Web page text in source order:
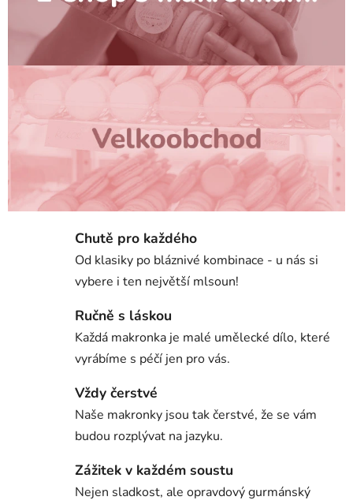
Chutě pro každého
Od klasiky po bláznivé kombinace - u nás si
vybere i ten největší mlsoun!
Ručně s láskou
Každá makronka je malé umělecké dílo, které
vyrábíme s péčí jen pro vás.
Vždy čerstvé
Naše makronky jsou tak čerstvé, že se vám
budou rozplývat na jazyku.
Zážitek v každém soustu
Nejen sladkost, ale opravdový gurmánský